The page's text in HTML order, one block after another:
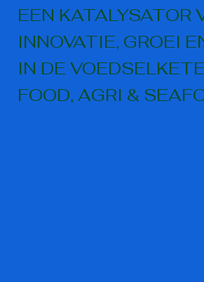
EEN KATALYSATOR
INNOVATIE, GROEI
IN DE
FOOD, AGRI &